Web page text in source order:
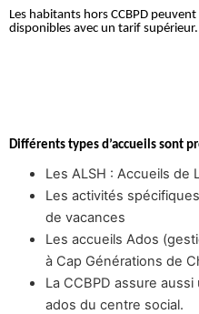
Les habitants hors CCBPD
disponibles avec un tarif supérieur.
Différents types d’accueils sont
Les ALSH : Accueils de
Les activités
de vacances
Les accueils Ados
à Cap Générations de
La CCBPD assure aussi
ados du centre social.